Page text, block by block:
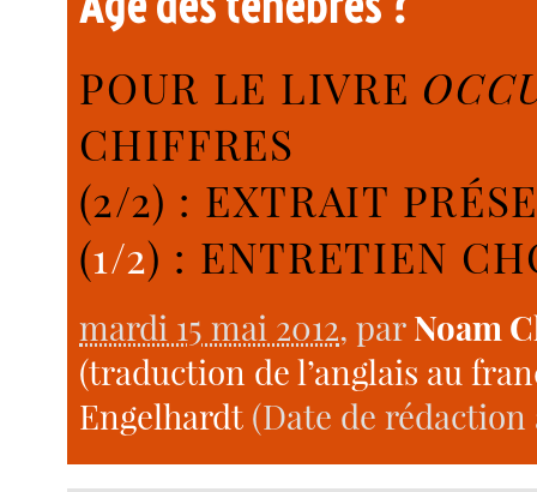
POUR LE LIVRE
CHIFFRES
(2/2) : EXTRAIT
(1/2) : ENTRETIEN
mardi 15 mai 2012, parNoam
(traduction de l’anglais au
Engelhardt (Date de rédaction